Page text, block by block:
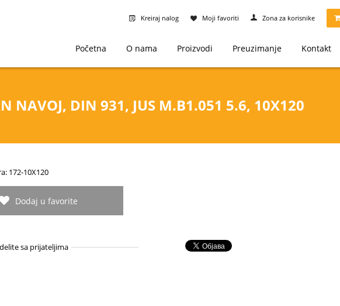
NAVOJ, DIN 931, JUS M.B1.051 5.6, 10X120
Kreiraj nalog Moji favoriti Zona za korisnike
Početna O nama Proizvodi Preuzimanje Kontakt
172-10X120
Dodaj u favorite
sa prijateljima